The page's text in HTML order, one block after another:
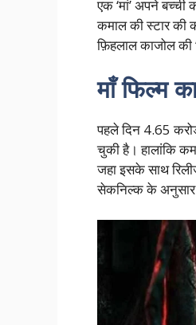
एक ‘मां’ अपने
कमाल की स्टार की
फ़िहलाल काजोल की
माँ फिल्म
पहले दिन 4.65
चुकी है। हालांकि
जहा इसके साथ
सेकनिल्क के अनुसार